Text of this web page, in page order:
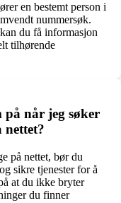
en bestemt person i
nummersøk.
du få informasjon
tilhørende
når jeg søker
nettet?
på nettet, bør du
sikre tjenester for å
at du ikke bryter
du finner